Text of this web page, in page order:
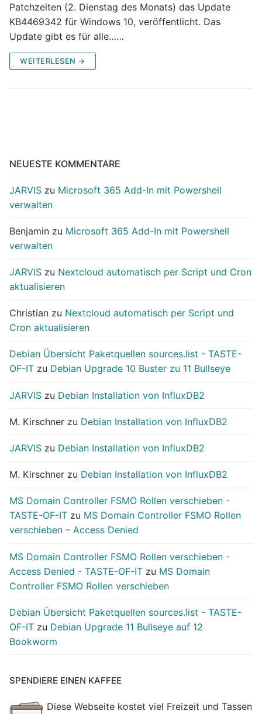
Patchzeiten (2. Dienstag des Monats) das Update
KB4469342 für Windows 10, veröffentlicht. Das
Update gibt es für alle……
WEITERLESEN →
NEUESTE KOMMENTARE
JARVIS zu Microsoft 365 Add-In mit Powershell
verwalten
Benjamin zu Microsoft 365 Add-In mit Powershell
verwalten
JARVIS zu Nextcloud automatisch per Script und Cron
aktualisieren
Christian zu Nextcloud automatisch per Script und
Cron aktualisieren
Debian Übersicht Paketquellen sources.list - TASTE-
OF-IT zu Debian Upgrade 10 Buster zu 11 Bullseye
JARVIS zu Debian Installation von InfluxDB2
M. Kirschner zu Debian Installation von InfluxDB2
JARVIS zu Debian Installation von InfluxDB2
M. Kirschner zu Debian Installation von InfluxDB2
MS Domain Controller FSMO Rollen verschieben -
TASTE-OF-IT zu MS Domain Controller FSMO Rollen
verschieben – Access Denied
MS Domain Controller FSMO Rollen verschieben -
Access Denied - TASTE-OF-IT zu MS Domain
Controller FSMO Rollen verschieben
Debian Übersicht Paketquellen sources.list - TASTE-
OF-IT zu Debian Upgrade 11 Bullseye auf 12
Bookworm
SPENDIERE EINEN KAFFEE
Diese Webseite kostet viel Freizeit und Tassen